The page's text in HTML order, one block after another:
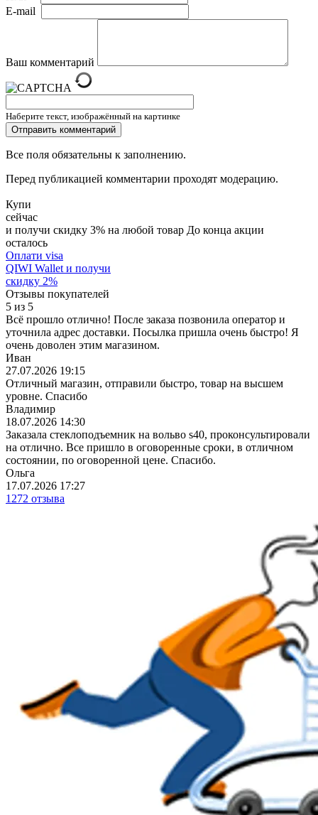
E-mail
Ваш комментарий
Наберите текст, изображённый на картинке
Все поля обязательны к заполнению.
Перед публикацией комментарии проходят модерацию.
Купи
сейчас
и получи скидку 3% на любой товар До конца акции
осталось
Оплати visa
QIWI Wallet и получи
скидку 2%
Отзывы покупателей
5 из 5
Всё прошло отлично! После заказа позвонила оператор и
уточнила адрес доставки. Посылка пришла очень быстро! Я
очень доволен этим магазином.
Иван
27.07.2026 19:15
Отличный магазин, отправили быстро, товар на высшем
уровне. Спасибо
Владимир
18.07.2026 14:30
Заказала стеклоподъемник на вольво s40, проконсультировали
на отлично. Все пришло в оговоренные сроки, в отличном
состоянии, по оговоренной цене. Спасибо.
Ольга
17.07.2026 17:27
1272 отзыва